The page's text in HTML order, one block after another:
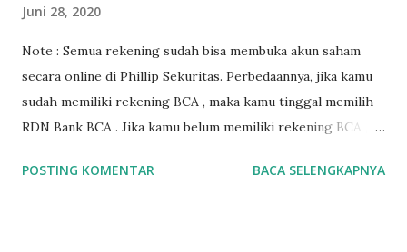
Juni 28, 2020
Note : Semua rekening sudah bisa membuka akun saham
secara online di Phillip Sekuritas. Perbedaannya, jika kamu
sudah memiliki rekening BCA , maka kamu tinggal memilih
RDN Bank BCA . Jika kamu belum memiliki rekening BCA ,
membuka rekening saham online di Phillip Sekuritas
POSTING KOMENTAR BACA SELENGKAPNYA